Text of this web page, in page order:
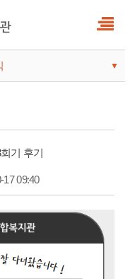
▼
스
기 후기
17 09:40